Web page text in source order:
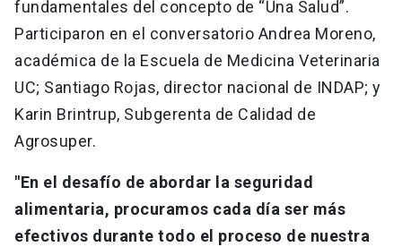
fundamentales del concepto de “Una Salud”.
Participaron en el conversatorio Andrea Moreno,
académica de la Escuela de Medicina Veterinaria
UC; Santiago Rojas, director nacional de INDAP; y
Karin Brintrup, Subgerenta de Calidad de
Agrosuper.
"En el desafío de abordar la seguridad
alimentaria, procuramos cada día ser más
efectivos durante todo el proceso de nuestra